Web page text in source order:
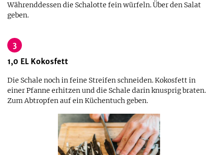
Währenddessen die Schalotte fein würfeln. Über den Salat
geben.
3
1,0 EL Kokosfett
Die Schale noch in feine Streifen schneiden. Kokosfett in
einer Pfanne erhitzen und die Schale darin knusprig braten.
Zum Abtropfen auf ein Küchentuch geben.